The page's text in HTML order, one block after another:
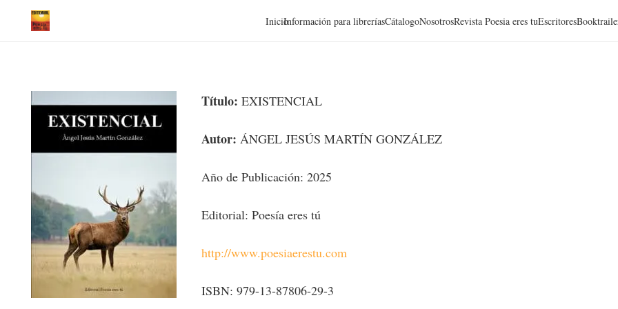
InicioInformación para libreríasCátalogoNosotrosRevista Poesia eres tuEscritores
Título: EXISTENCIAL
Autor: ÁNGEL JESÚS MARTÍN GONZÁLEZ
Año de Publicación: 2025
Editorial: Poesía eres tú
http://www.poesiaerestu.com
ISBN: 979-13-87806-29-3